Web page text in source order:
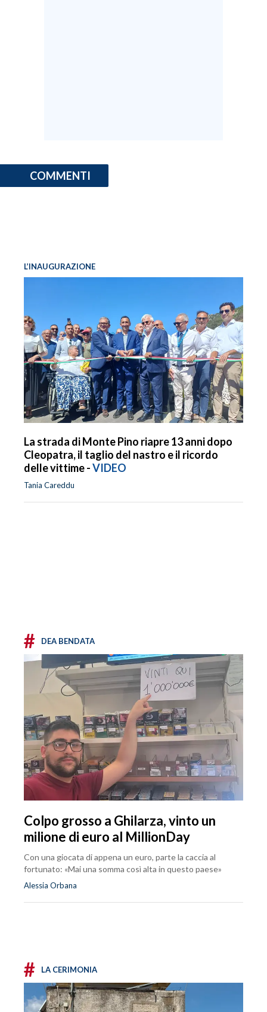
COMMENTI
L’INAUGURAZIONE
La strada di Monte Pino riapre 13 anni dopo
Cleopatra, il taglio del nastro e il ricordo
delle vittime -VIDEO
Tania Careddu
# DEA BENDATA
Colpo grosso a Ghilarza, vinto un
milione di euro al MillionDay
Con una giocata di appena un euro, parte la caccia al
fortunato: «Mai una somma così alta in questo paese»
Alessia Orbana
# LA CERIMONIA